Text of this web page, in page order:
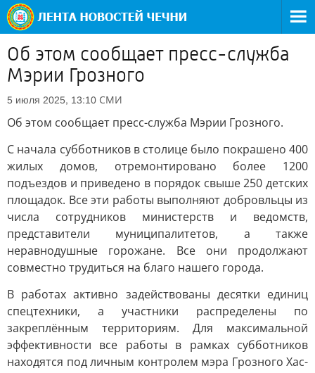
Об этом сообщает пресс-служба
Мэрии Грозного
5 июля 2025, 13:10 СМИ
Об этом сообщает пресс-служба Мэрии Грозного.
С начала субботников в столице было покрашено 400
жилых домов, отремонтировано более 1200
подъездов и приведено в порядок свыше 250 детских
площадок. Все эти работы выполняют добровльцы из
числа сотрудников министерств и ведомств,
представители муниципалитетов, а также
неравнодушные горожане. Все они продолжают
совместно трудиться на благо нашего города.
В работах активно задействованы десятки единиц
спецтехники, а участники распределены по
закреплённым территориям. Для максимальной
эффективности все работы в рамках субботников
находятся под личным контролем мэра Грозного Хас-